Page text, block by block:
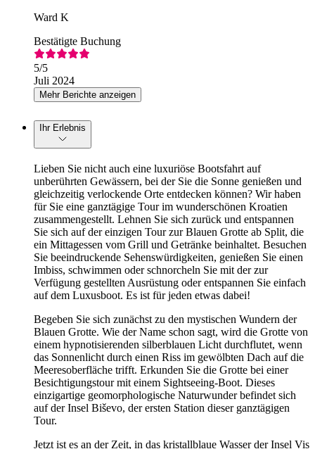
Ward K
Bestätigte Buchung
5/5
Juli 2024
Mehr Berichte anzeigen
Ihr Erlebnis
Lieben Sie nicht auch eine luxuriöse Bootsfahrt auf
unberührten Gewässern, bei der Sie die Sonne genießen und
gleichzeitig verlockende Orte entdecken können? Wir haben
für Sie eine ganztägige Tour im wunderschönen Kroatien
zusammengestellt. Lehnen Sie sich zurück und entspannen
Sie sich auf der einzigen Tour zur Blauen Grotte ab Split, die
ein Mittagessen vom Grill und Getränke beinhaltet. Besuchen
Sie beeindruckende Sehenswürdigkeiten, genießen Sie einen
Imbiss, schwimmen oder schnorcheln Sie mit der zur
Verfügung gestellten Ausrüstung oder entspannen Sie einfach
auf dem Luxusboot. Es ist für jeden etwas dabei!
Begeben Sie sich zunächst zu den mystischen Wundern der
Blauen Grotte. Wie der Name schon sagt, wird die Grotte von
einem hypnotisierenden silberblauen Licht durchflutet, wenn
das Sonnenlicht durch einen Riss im gewölbten Dach auf die
Meeresoberfläche trifft. Erkunden Sie die Grotte bei einer
Besichtigungstour mit einem Sightseeing-Boot. Dieses
einzigartige geomorphologische Naturwunder befindet sich
auf der Insel Biševo, der ersten Station dieser ganztägigen
Tour.
Jetzt ist es an der Zeit, in das kristallblaue Wasser der Insel Vis